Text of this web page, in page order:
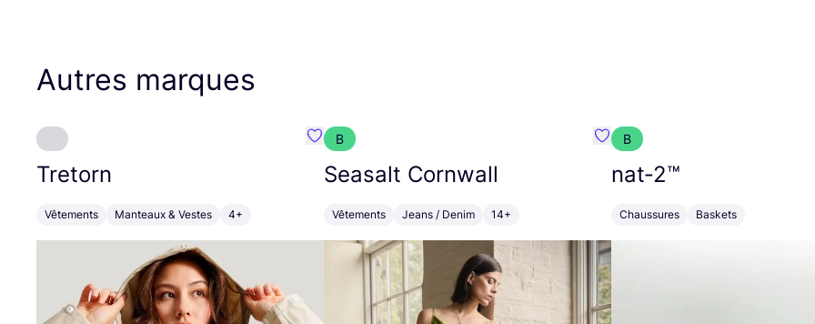
Autres marques
Tretorn
Vêtements Manteaux & Vestes 4+
Préféré {nom}
B
Seasalt Cornwall
Vêtements Jeans / Denim 14+
Préféré {nom}
B
nat‑2™
Chaussures Baskets